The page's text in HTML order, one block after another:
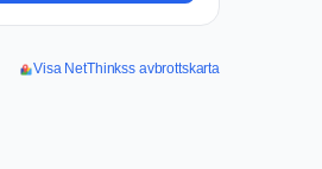
Visa NetThinkss avbrottskarta